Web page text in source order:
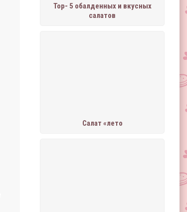
Тор- 5 обалденных и вкусных
салатов
Салат «лето